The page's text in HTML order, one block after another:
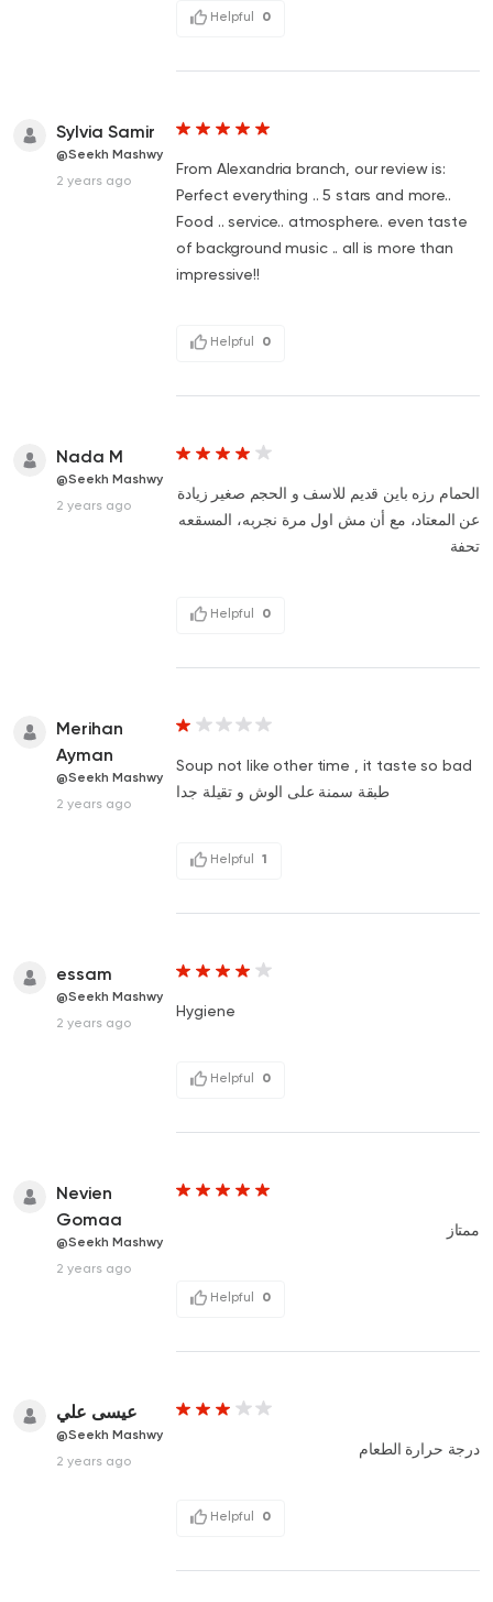
Helpful 0
Sylvia Samir
@Seekh Mashwy
2 years ago
From Alexandria branch, our review is:
Perfect everything .. 5 stars and more..
Food .. service.. atmosphere.. even taste
of background music .. all is more than
impressive!!
Helpful 0
Nada M
@Seekh Mashwy
2 years ago
الحمام رزه باين قديم للاسف و الحجم صغير زيادة
عن المعتاد، مع أن مش اول مرة نجربه، المسقعه
تحفة
Helpful 0
Merihan
Ayman
@Seekh Mashwy
2 years ago
Soup not like other time , it taste so bad
طبقة سمنة على الوش و تقيلة جدا
Helpful 1
essam
@Seekh Mashwy
2 years ago
Hygiene
Helpful 0
Nevien
Gomaa
@Seekh Mashwy
2 years ago
ممتاز
Helpful 0
عيسى علي
@Seekh Mashwy
2 years ago
درجة حرارة الطعام
Helpful 0